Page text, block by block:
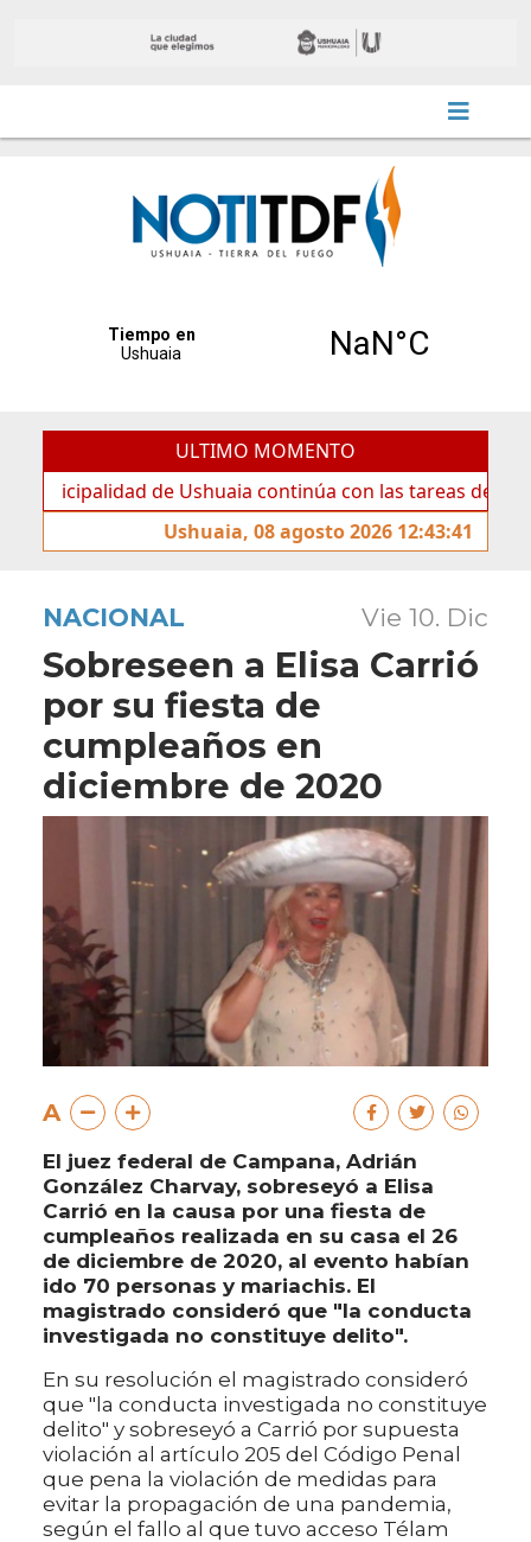
ULTIMO MOMENTO
de Ushuaia continúa con las tareas de
Ushuaia, 08 agosto 2026 12:43:41
NACIONAL Vie 10. Dic
Sobreseen a Elisa Carrió
por su fiesta de
cumpleaños en
diciembre de 2020
A
El juez federal de Campana, Adrián
González Charvay, sobreseyó a Elisa
Carrió en la causa por una fiesta de
cumpleaños realizada en su casa el 26
de diciembre de 2020, al evento habían
ido 70 personas y mariachis. El
magistrado consideró que "la conducta
investigada no constituye delito".
En su resolución el magistrado consideró
que "la conducta investigada no constituye
delito" y sobreseyó a Carrió por supuesta
violación al artículo 205 del Código Penal
que pena la violación de medidas para
evitar la propagación de una pandemia,
según el fallo al que tuvo acceso Télam